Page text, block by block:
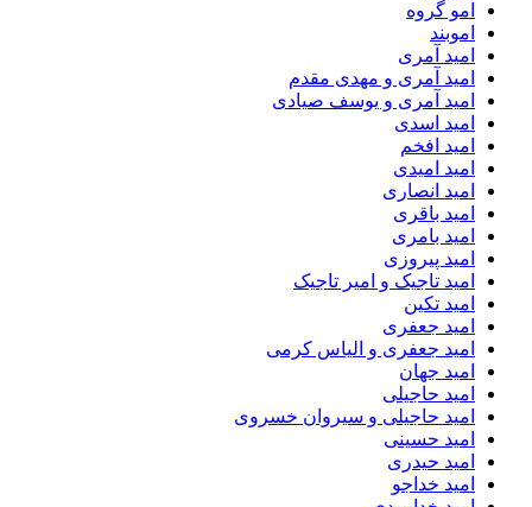
امو گروه
اموبند
امید آمری
امید آمری و مهدی مقدم
امید آمری و یوسف صیادی
امید اسدی
امید افخم
امید امیدی
امید انصاری
امید باقری
امید بامری
امید پیروزی
امید تاجیک و امیر تاجیک
امید تکین
امید جعفری
امید جعفری و الیاس کرمی
امید جهان
امید حاجیلی
امید حاجیلی و سیروان خسروی
امید حسینی
امید حیدری
امید خداجو